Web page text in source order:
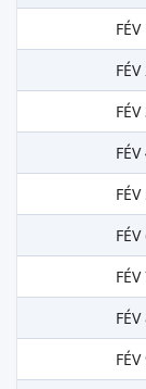
FÉV
FÉV
FÉV
FÉV
FÉV
FÉV
FÉV
FÉV
FÉV